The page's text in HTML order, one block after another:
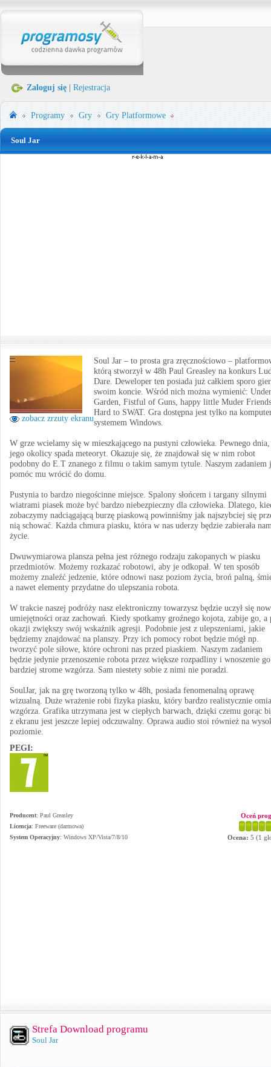
Zaloguj się Rejestracja
Programy Gry Gry Platformowe
Soul Jar
zobacz zrzuty ekranu
Soul Jar – to prosta gra zręcznościowo –
którą stworzył w 48h Paul Greasley na konkurs
Dare. Deweloper ten posiada już całkiem sporo
swoim koncie. Wśród nich można wymienić:
Garden, Fistful of Guns, happy little Muder
Hard to SWAT. Gra dostępna jest tylko na
systemem Windows.
W grze wcielamy się w mieszkającego na pustyni człowieka. Pewnego
jego okolicy spada meteoryt. Okazuje się, że znajdował się w nim robot
podobny do E.T znanego z filmu o takim samym tytule. Naszym zadaniem
pomóc mu wrócić do domu.
Pustynia to bardzo niegościnne miejsce. Spalony słońcem i targany silnymi
wiatrami piasek może być bardzo niebezpieczny dla człowieka. Dlatego,
zobaczymy nadciągającą burzę piaskową powinniśmy jak najszybciej się
nią schować. Każda chmura piasku, która w nas uderzy będzie zabierała
życie.
Dwuwymiarowa plansza pełna jest różnego rodzaju zakopanych w piasku
przedmiotów. Możemy rozkazać robotowi, aby je odkopał. W ten sposób
możemy znaleźć jedzenie, które odnowi nasz poziom życia, broń palną,
a nawet elementy przydatne do ulepszania robota.
W trakcie naszej podróży nasz elektroniczny towarzysz będzie uczył się
umiejętności oraz zachowań. Kiedy spotkamy groźnego kojota, zabije go, a
okazji zwiększy swój wskaźnik agresji. Podobnie jest z ulepszeniami, jakie
będziemy znajdować na planszy. Przy ich pomocy robot będzie mógł np.
tworzyć pole siłowe, które ochroni nas przed piaskiem. Naszym zadaniem
będzie jedynie przenoszenie robota przez większe rozpadliny i wnoszenie
bardziej strome wzgórza. Sam niestety sobie z nimi nie poradzi.
SoulJar, jak na grę tworzoną tylko w 48h, posiada fenomenalną oprawę
wizualną. Duże wrażenie robi fizyka piasku, który bardzo realistycznie
wzgórza. Grafika utrzymana jest w ciepłych barwach, dzięki czemu gorąc
z ekranu jest jeszcze lepiej odczuwalny. Oprawa audio stoi również na
poziomie.
PEGI:
Producent: Paul Greasley
Licencja: Freeware (darmowa)
System Operacyjny: Windows XP/Vista/7/8/10
Oceń
Ocena: 5 (1
Strefa Download programu
Soul Jar